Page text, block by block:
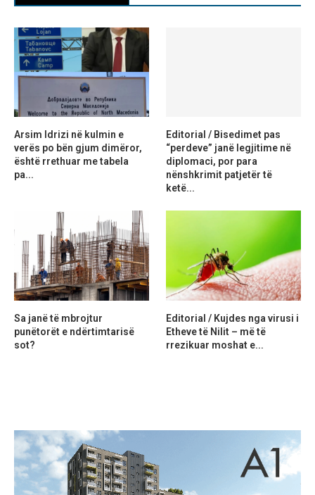
Arsim Idrizi në kulmin e
verës po bën gjum dimëror,
është rrethuar me tabela
pa...
Editorial / Bisedimet pas
“perdeve” janë legjitime në
diplomaci, por para
nënshkrimit patjetër të
ketë...
Sa janë të mbrojtur
punëtorët e ndërtimtarisë
sot?
Editorial / Kujdes nga virusi i
Etheve të Nilit – më të
rrezikuar moshat e...